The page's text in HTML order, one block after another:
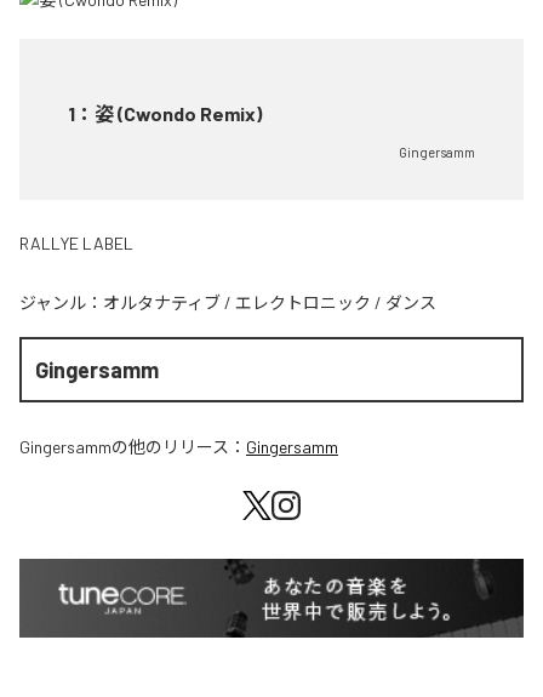
1 ： 姿 (Cwondo Remix)
Gingersamm
RALLYE LABEL
ジャンル： オルタナティブ / エレクトロニック / ダンス
Gingersamm
Gingersammの他のリリース： Gingersamm